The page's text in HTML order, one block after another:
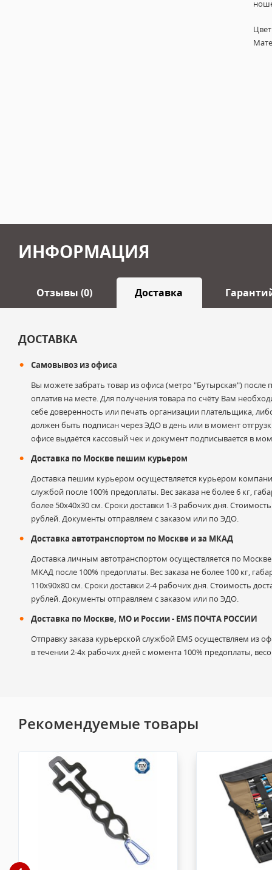
ИНФОРМАЦИЯ
Отзывы (0) Доставка
Оставить отзыв
Ваше имя
Электронная почта
Оценка
ДОСТАВКА
Самовывоз из офиса
Вы можете забрать товар из офиса (метро "Бутырская") после
оплатив на месте. Для получения товара по счёту Вам
себе доверенность или печать организации плательщика,
должен быть подписан через ЭДО в день или в момент
офисе выдаётся кассовый чек и документ подписывается в
Доставка по Москве пешим курьером
Доставка пешим курьером осуществляется курьером
службой после 100% предоплаты. Вес заказа не более 6 кг,
более 50х40х30 см. Сроки доставки 1-3 рабочих дня.
рублей. Документы отправляем с заказом или по ЭДО.
Доставка автотранспортом по Москве и за МКАД
Доставка личным автотранспортом осуществляется по
МКАД после 100% предоплаты. Вес заказа не более 100 кг,
110х90х80 см. Сроки доставки 2-4 рабочих дня. Стоимость
рублей. Документы отправляем с заказом или по ЭДО.
Доставка по Москве, МО и России - EMS ПОЧТА РОССИИ
Отправку заказа курьерской службой EMS осуществляем из
в течении 2-4х рабочих дней с момента 100% предоплаты,
Гарантия не распространяется на: естественный износ,
Продавец не несет ответственности за ущерб от
На лампы и ламподержатели гарантия не
и эксплуатации. Обмен/возврат возможен в случае
сохранением товарного вида (не мятая упаковка,
На оборудование предоставляется гарантия
товара или Вы можете узнать у менеджеров). В
произведён возврат (по согласованию с
Рекомендуемые товары